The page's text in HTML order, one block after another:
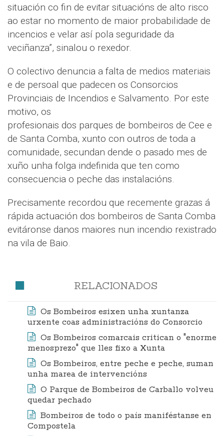
situación co fin de evitar situacións de alto risco
ao estar no momento de maior probabilidade de
incencios e velar así pola seguridade da
veciñanza”, sinalou o rexedor.
O colectivo denuncia a falta de medios materiais
e de persoal que padecen os Consorcios
Provinciais de Incendios e Salvamento. Por este
motivo, os
profesionais dos parques de bombeiros de Cee e
de Santa Comba, xunto con outros de toda a
comunidade, secundan dende o pasado mes de
xuño unha folga indefinida que ten como
consecuencia o peche das instalacións.
Precisamente recordou que recemente grazas á
rápida actuación dos bombeiros de Santa Comba
evitáronse danos maiores nun incendio rexistrado
na vila de Baio.
RELACIONADOS
Os Bombeiros esixen unha xuntanza
urxente coas administracións do Consorcio
Os Bombeiros comarcais critican o "enorme
menosprezo" que lles fixo a Xunta
Os Bombeiros, entre peche e peche, suman
unha marea de intervencións
O Parque de Bombeiros de Carballo volveu
quedar pechado
Bombeiros de todo o país maniféstanse en
Compostela